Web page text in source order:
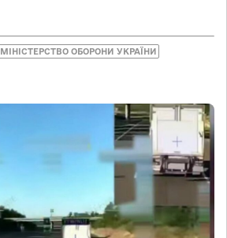
МІНІСТЕРСТВО ОБОРОНИ УКРАЇНИ